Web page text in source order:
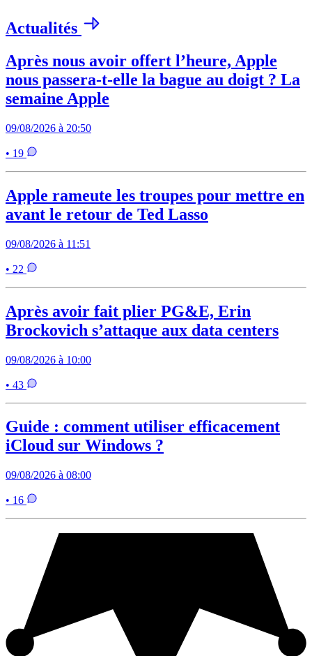
Actualités
Après nous avoir offert l’heure, Apple
nous passera-t-elle la bague au doigt ? La
semaine Apple
09/08/2026 à 20:50
• 19
Apple rameute les troupes pour mettre en
avant le retour de Ted Lasso
09/08/2026 à 11:51
• 22
Après avoir fait plier PG&E, Erin
Brockovich s’attaque aux data centers
09/08/2026 à 10:00
• 43
Guide : comment utiliser efficacement
iCloud sur Windows ?
09/08/2026 à 08:00
• 16